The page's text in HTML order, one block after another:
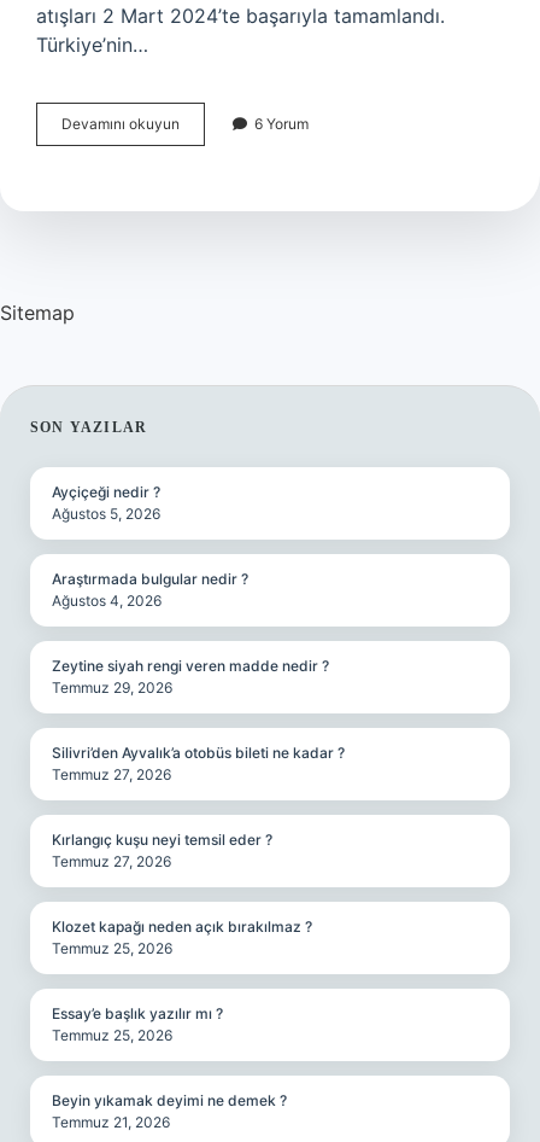
atışları 2 Mart 2024’te başarıyla tamamlandı.
Türkiye’nin…
Devamını okuyun Türkiyenin
Kıtalararası
Mı
6 Yorum
Sitemap
SIDEBAR
SON YAZILAR
Ayçiçeği nedir ?
Ağustos 5, 2026
Araştırmada bulgular nedir ?
Ağustos 4, 2026
Zeytine siyah rengi veren madde nedir ?
Temmuz 29, 2026
Silivri’den Ayvalık’a otobüs bileti ne kadar ?
Temmuz 27, 2026
Kırlangıç kuşu neyi temsil eder ?
Temmuz 27, 2026
Klozet kapağı neden açık bırakılmaz ?
Temmuz 25, 2026
Essay’e başlık yazılır mı ?
Temmuz 25, 2026
Beyin yıkamak deyimi ne demek ?
Temmuz 21, 2026